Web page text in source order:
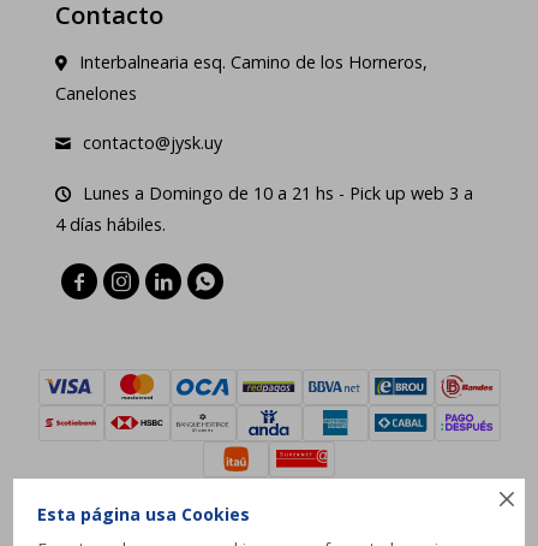

Esta página usa Cookies
Contacto
Interbalnearia esq. Camino de los Horneros,
Canelones
contacto@jysk.uy
Lunes a Domingo de 10 a 21 hs - Pick up web 3 a
4 días hábiles.
   